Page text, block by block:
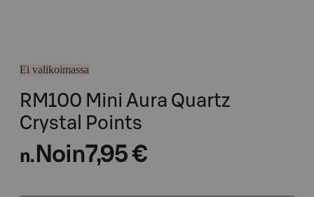
Ei valikoimassa
RM100 Mini Aura Quartz
Crystal Points
n. Noin7,95 €